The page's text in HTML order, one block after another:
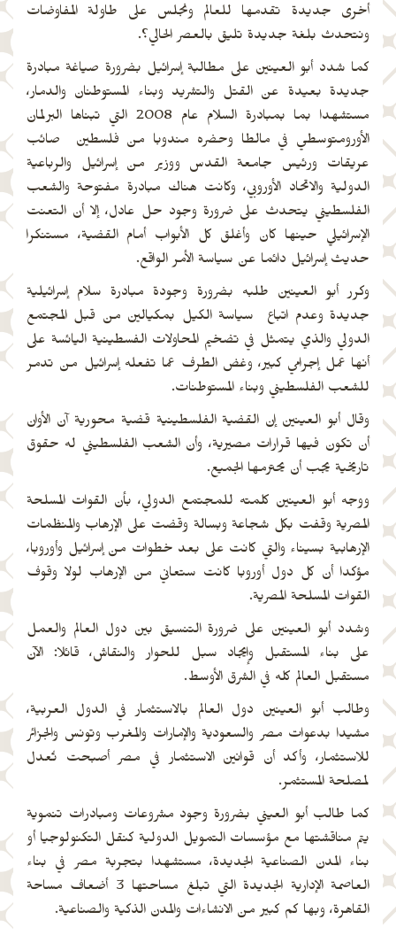
أخرى جديدة تقدمها للعالم ونجلس على طاولة المفاوضات
ونتحدث بلغة جديدة تليق بالعصر الحالي؟.
كما شدد أبو العينين على مطالبة إسرائيل بضرورة صياغة مبادرة
جديدة بعيدة عن القتل والتشريد وبناء المستوطنان والدمار،
مستشهدا بما بمبادرة السلام عام 2008 التي تبناها البرلمان
الأورومتوسطي في مالطا وحضره مندوبا من فلسطين صائب
عريقات ورئيس جامعة القدس ووزير من إسرائيل والرباعية
الدولية والاتحاد الأوروبي، وكانت هناك مبادرة مفتوحة والشعب
الفلسطيني يتحدث على ضرورة وجود حل عادل، إلا أن التعنت
الإسرائيلي حينها كان وأغلق كل الأبواب أمام القضية، مستنكرا
حديث إسرائيل دائما عن سياسة الأمر الواقع.
وكرر أبو العينين طلبه بضرورة وجودة مبادرة سلام إسرائيلية
جديدة وعدم اتباع سياسة الكيل بمكيالين من قبل المجتمع
الدولي والذي يتمثل في تضخيم المحاولات الفسطينية اليائسة على
أنها عمل إجرامي كبير، وغض الطرف عما تفعله إسرائيل من تدمر
للشعب الفلسطيني وبناء المستوطنات.
وقال أبو العينين إن القضية الفلسطينية قضية محورية آن الأوان
أن تكون فيها قرارات مصيرية، وأن الشعب الفلسطيني له حقوق
تاريخية يجب أن يحترمها الجميع.
ووجه أبو العينين كلمته للمجتمع الدولي، بأن القوات المسلحة
المصرية وقفت بكل شجاعة وبسالة وقضت على الإرهاب والمنظمات
الإرهابية بسيناء والتي كانت على بعد خطوات من إسرائيل وأوروبا،
مؤكدا أن كل دول أوروبا كانت ستعاني من الإرهاب لولا وقوف
القوات المسلحة المصرية.
وشدد أبو العينين على ضرورة التنسيق بين دول العالم والعمل
على بناء المستقبل وإيجاد سبل للحوار والنقاش، قائلا: الآن
مستقبل العالم كله في الشرق الأوسط.
وطالب أبو العينين دول العالم بالاستثمار في الدول العربية،
مشيدا بدعوات مصر والسعودية والإمارات والمغرب وتونس والجزائر
للاستثمار، وأكد أن قوانين الاستثمار في مصر أصبحت تُعدل
لمصلحة المستثمر.
كما طالب أبو العيني بضرورة وجود مشروعات ومبادرات تنموية
يتم مناقشتها مع مؤسسات التمويل الدولية كنقل التكنولوجيا أو
بناء المدن الصناعية الجديدة، مستشهدا بتجربة مصر في بناء
العاصمة الإدارية الجديدة التي تبلغ مساحتها 3 أضعاف مساحة
القاهرة، وبها كم كبير من الانشاءات والمدن الذكية والصناعية.